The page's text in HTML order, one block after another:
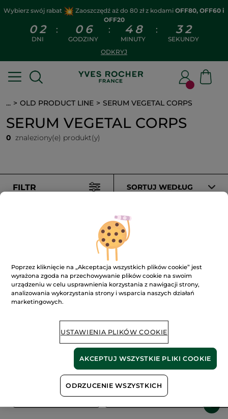
Wybierz swój rabat Zaoszczędź aż do 80 zł z kodami OFF80, OFF60 i
OFF20
0 2
DNI
: 0 6
GODZINY
: 4 8
MINUTY
: 3 2
SEKUNDY
ODKRYJ
... OLD PRODUCT LINE SERUM VEGETAL CORPS
SERUM VEGETAL CORPS
0 znaleziony(e) produkt(y)
FILTR SORTUJ WEDŁUG
roślinne
pól organicznych
Pokaż więcej
OLD PRODUCT LINE LES DEODORANTS NAT.
Poprzez kliknięcie na „Akceptacja wszystkich plików cookie” jest
wyrażona zgoda na przechowywanie plików cookie na swoim
urządzeniu w celu usprawnienia korzystania z nawigacji strony,
analizowania wykorzystania strony i wsparcia naszych działań
marketingowych.
USTAWIENIA PLIKÓW COOKIE
ODRZUCENIE WSZYSTKICH
AKCEPTUJ WSZYSTKIE PLIKI COOKIE